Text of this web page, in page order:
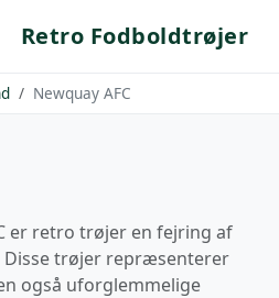
Retro Fodboldtrøjer
Newquay AFC
er retro trøjer en fejring af
trøjer repræsenterer
også uforglemmelige